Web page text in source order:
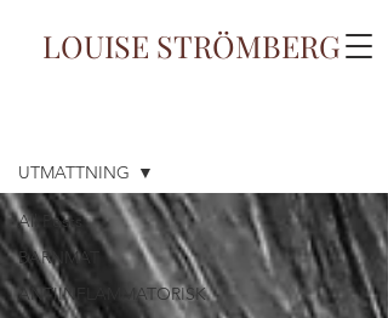
LOUISE STRÖMBERG
All Posts
BARNMAT
ANTIINFLAMMATORISK
UTMATTNING